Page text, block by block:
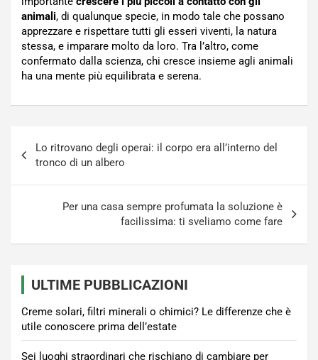
animali, di qualunque specie, in modo tale che possano
apprezzare e rispettare tutti gli esseri viventi, la natura
stessa, e imparare molto da loro. Tra l’altro, come
confermato dalla scienza, chi cresce insieme agli animali
ha una mente più equilibrata e serena.
articoli
Lo ritrovano degli operai: il corpo era all’interno del
tronco di un albero
Per una casa sempre profumata la soluzione è
facilissima: ti sveliamo come fare
ULTIME PUBBLICAZIONI
Creme solari, filtri minerali o chimici? Le differenze che è
utile conoscere prima dell’estate
Sei luoghi straordinari che rischiano di cambiare per